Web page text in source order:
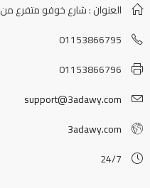
العنوان : شارع خوفو متفرع
01153866795
01153866796
support@3adawy.com
3adawy.com
24/7